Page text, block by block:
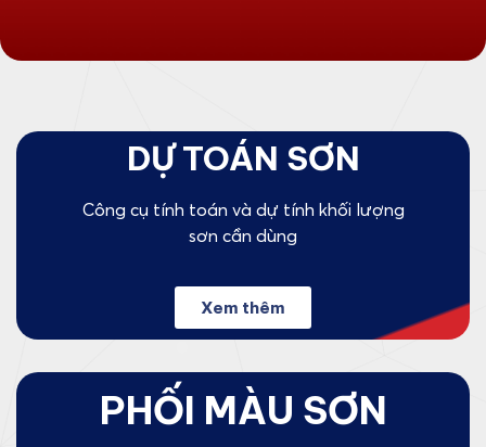
DỰ TOÁN SƠN
Công cụ tính toán và dự tính khối lượng
sơn cần dùng
Xem thêm
PHỐI MÀU SƠN